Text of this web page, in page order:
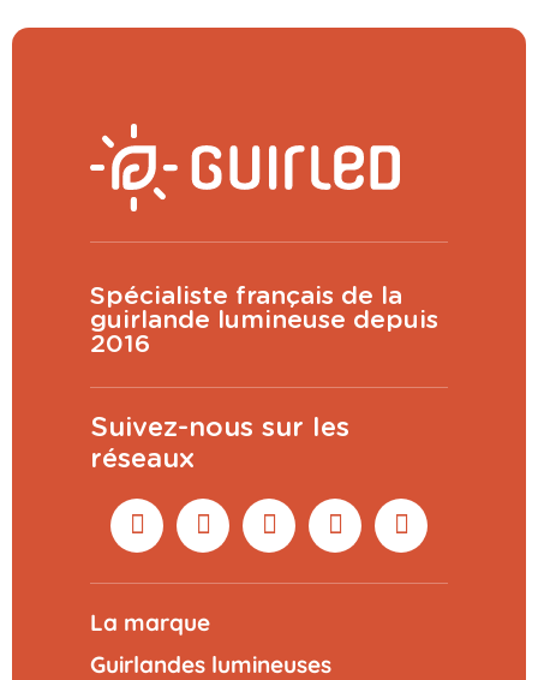
Spécialiste français de la
guirlande lumineuse depuis
2016
Suivez-nous sur les
réseaux
La marque
Guirlandes lumineuses